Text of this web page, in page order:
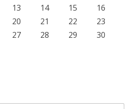
13 14 15
16
20 21 22
23
27 28 29
30